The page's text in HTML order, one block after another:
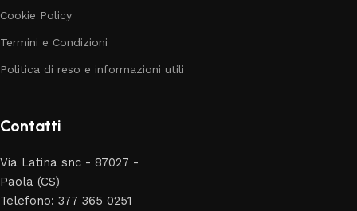
Cookie Policy
Termini e Condizioni
Politica di reso e informazioni utili
Contatti
Via Latina snc - 87027 -
Paola (CS)
Telefono: 377 365 0251